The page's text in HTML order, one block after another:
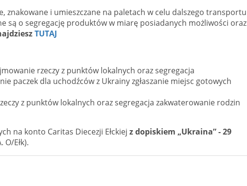
znakowane i umieszczane na paletach w celu dalszego transportu
są o segregację produktów w miarę posiadanych możliwości oraz
TUTAJ
rzeczy z punktów lokalnych oraz segregacja
paczek dla uchodźców z Ukrainy zgłaszanie miejsc gotowych
z punktów lokalnych oraz segregacja zakwaterowanie rodzin
na konto Caritas Diecezji Ełckiej z dopiskiem „Ukraina” - 29
O/Ełk).